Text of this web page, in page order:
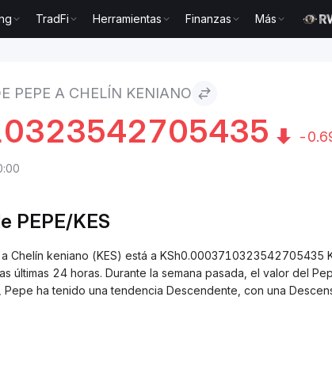
TradFi Herramientas Finanzas Más
PEPE A CHELÍN KENIANO
-
PEPE/KES
Chelín keniano (KES) está a KSh0.0003710323542705435
últimas 24 horas. Durante la semana pasada, el valor del
Pepe ha tenido una tendencia Descendente, con una